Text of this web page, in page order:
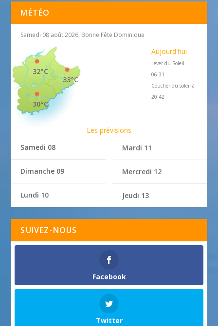
MÉTÉO
Samedi 08 août 2026, Bonne Fête Dominique
33°C
32°C
30°C
Aujourd'hui
Lever du Soleil
06:31
Coucher du soleil à
20:42
Les prévisions
Samedi 08
Dimanche 09
Lundi 10
Mardi 11
Mercredi 12
Jeudi 13
SUIVEZ-NOUS
Facebook
Twitter